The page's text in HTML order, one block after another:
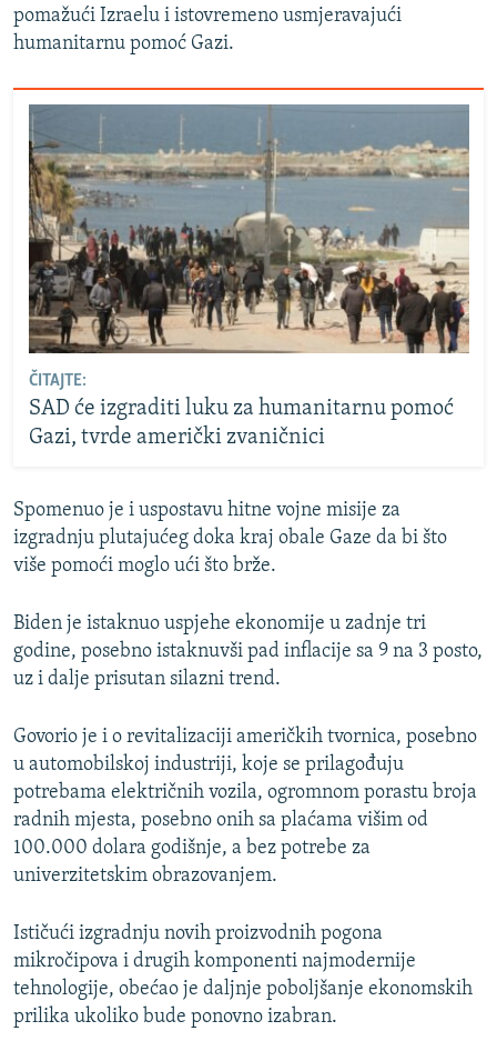
pomažući Izraelu i istovremeno usmjeravajući
humanitarnu pomoć Gazi.
ČITAJTE:
SAD će izgraditi luku za humanitarnu pomoć
Gazi, tvrde američki zvaničnici
Spomenuo je i uspostavu hitne vojne misije za
izgradnju plutajućeg doka kraj obale Gaze da bi što
više pomoći moglo ući što brže.
Biden je istaknuo uspjehe ekonomije u zadnje tri
godine, posebno istaknuvši pad inflacije sa 9 na 3 posto,
uz i dalje prisutan silazni trend.
Govorio je i o revitalizaciji američkih tvornica, posebno
u automobilskoj industriji, koje se prilagođuju
potrebama električnih vozila, ogromnom porastu broja
radnih mjesta, posebno onih sa plaćama višim od
100.000 dolara godišnje, a bez potrebe za
univerzitetskim obrazovanjem.
Ističući izgradnju novih proizvodnih pogona
mikročipova i drugih komponenti najmodernije
tehnologije, obećao je daljnje poboljšanje ekonomskih
prilika ukoliko bude ponovno izabran.